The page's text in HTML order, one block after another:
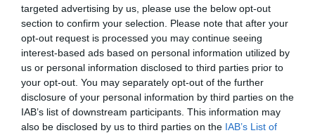
targeted advertising by us, please use the below opt-out
section to confirm your selection. Please note that after your
opt-out request is processed you may continue seeing
interest-based ads based on personal information utilized by
us or personal information disclosed to third parties prior to
your opt-out. You may separately opt-out of the further
disclosure of your personal information by third parties on the
IAB’s list of downstream participants. This information may
also be disclosed by us to third parties on the IAB’s List of
A KÖZÉPKORI MINDENNAPOK BRUTALITÁSÁRÓL ÁRULKODNAK A
CSONTLELETEK
2021. január 26|Mindenki ügye
A középkori Cambridge társadalmi egyenlőtlenségeinek nyomait
viselik magukon az egykori lakók csontjai – állapították meg brit
kutatók, akik a város történelmi központjának három különböző
temetkez...